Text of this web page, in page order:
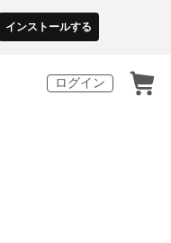
インストールする
ログイン